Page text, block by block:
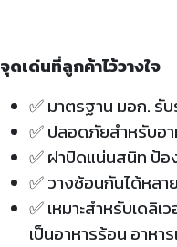
จุดเด่นที่ลูกค้าไว้วางใจ
✅มาตรฐาน มอก. รั
✅ปลอดภัยสำหรับอ
✅ฝาปิดแน่นสนิท ป้อ
✅วางซ้อนกันได้หลา
✅เหมาะสำหรับเดลิเ
เป็นอาหารร้อน อาห